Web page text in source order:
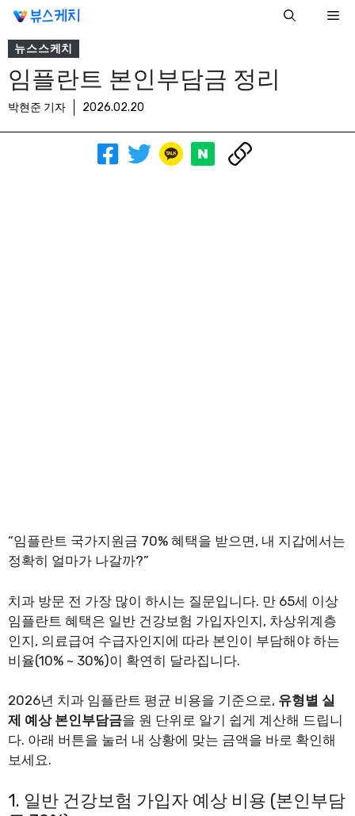
로
너
뛰
뉴스스케치
임플란트 본인부담금 정리
박현준 기자 2026.02.20
“임플란트 국가지원금 70% 혜택을 받으면, 내 지갑에서는
정확히 얼마가 나갈까?”
치과 방문 전 가장 많이 하시는 질문입니다. 만 65세 이상
임플란트 혜택은 일반 건강보험 가입자인지, 차상위계층
인지, 의료급여 수급자인지에 따라 본인이 부담해야 하는
비율(10% ~ 30%)이 확연히 달라집니다.
2026년 치과 임플란트 평균 비용을 기준으로, 유형별 실
제 예상 본인부담금을 원 단위로 알기 쉽게 계산해 드립니
다. 아래 버튼을 눌러 내 상황에 맞는 금액을 바로 확인해
보세요.
1. 일반 건강보험 가입자 예상 비용 (본인부담